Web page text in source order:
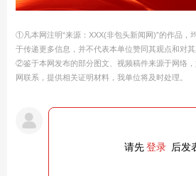
①凡本网注明“来源：XXX(非包头新闻网)”的作品，
于传递更多信息，并不代表本单位赞同其观点和对其
②鉴于本网发布的部分图文、视频稿件来源于网络
网联系，提供相关证明材料，我单位将及时处理。
请先登录 后发